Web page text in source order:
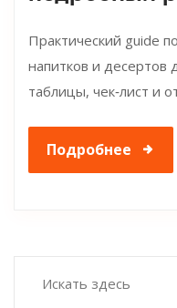
Практический guide
напитков и десертов
таблицы, чек‑лист и
Подробнее